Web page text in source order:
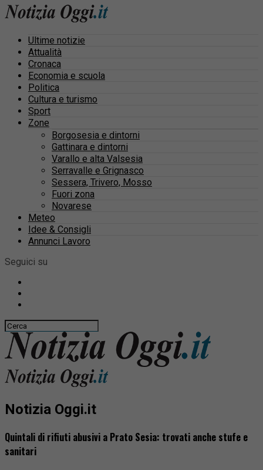
Ultime notizie
Attualità
Cronaca
Economia e scuola
Politica
Cultura e turismo
Sport
Zone
Borgosesia e dintorni
Gattinara e dintorni
Varallo e alta Valsesia
Serravalle e Grignasco
Sessera, Trivero, Mosso
Fuori zona
Novarese
Meteo
Idee & Consigli
Annunci Lavoro
Seguici su
Notizia Oggi.it
Quintali di rifiuti abusivi a Prato Sesia: trovati anche stufe e
sanitari